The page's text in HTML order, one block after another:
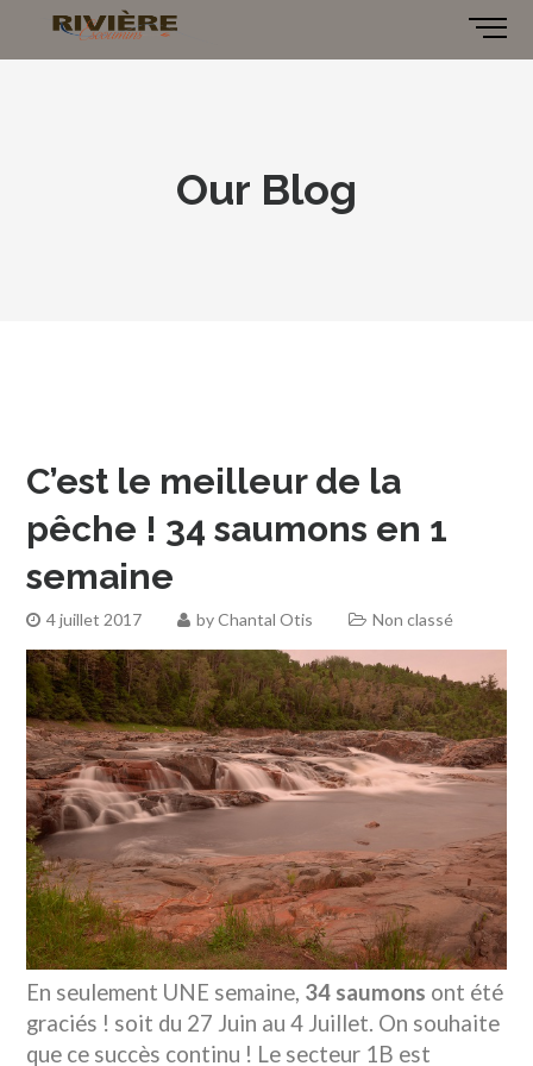
Our Blog
C’est le meilleur de la
pêche ! 34 saumons en 1
semaine
4 juillet 2017 byChantal Otis Non classé
En seulement UNE semaine, 34 saumons ont été
graciés ! soit du 27 Juin au 4 Juillet. On souhaite
que ce succès continu ! Le secteur 1B est